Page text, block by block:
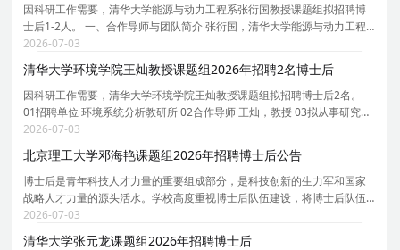
因科研工作需要，清华大学能源与动力工程系张衍国教授课题组拟招聘博
士后1-2人。 一、合作导师与团队简介 张衍国，清华大学能源与动力工程
长聘教授、博士生导师。课题组团队以资源、环境和能源交叉学科为核
心，致力于可燃固废/生物质能源化/资源化、钙钛矿太
2026-07-03
清华大学环境学院王灿教授课题组2026年招聘2名博士后
因科研工作需要，清华大学环境学院王灿教授课题组拟招聘博士后2名。
01招聘单位 环境系统分析教研所 02合作导师 王灿，教授 03拟从事研究内
容 依托课题组牵头负责的京津冀环境综合治理国家科技重大专项研究项
目，主要围绕人工智能驱动的温室气体排放精准核算
2026-07-03
北京理工大学邓海艳课题组2026年招聘博士后公告
博士后是青年科技人才力量的重要组成部分，是科技创新的生力军和国家
战略人才力量的源头活水。学校高度重视博士后队伍建设，将博士后队伍
建设纳入学校师资队伍建设工作全局中统一谋划、统一部署、统一推进，
持续推动博士后队伍规模倍增、质量倍增、效能倍增
2026-07-03
清华大学张元龙课题组2026年招聘博士后